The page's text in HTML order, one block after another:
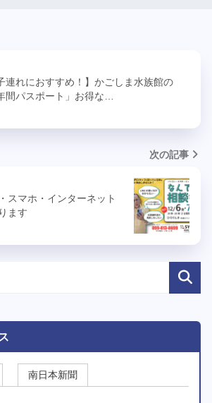
連れにおすすめ！】かごしま水族館の
間パスポート」お得な…
次の記事
スマホ・インターネット
ます
南日本新聞